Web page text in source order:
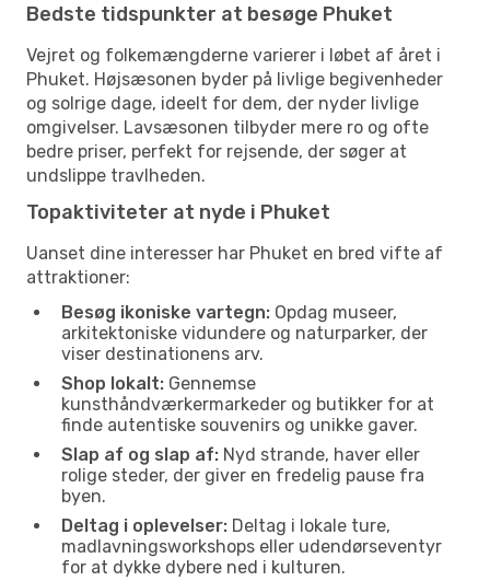
Bedste tidspunkter at besøge Phuket
Vejret og folkemængderne varierer i løbet af året i
Phuket. Højsæsonen byder på livlige begivenheder
og solrige dage, ideelt for dem, der nyder livlige
omgivelser. Lavsæsonen tilbyder mere ro og ofte
bedre priser, perfekt for rejsende, der søger at
undslippe travlheden.
Topaktiviteter at nyde i Phuket
Uanset dine interesser har Phuket en bred vifte af
attraktioner:
Besøg ikoniske vartegn: Opdag museer,
arkitektoniske vidundere og naturparker, der
viser destinationens arv.
Shop lokalt: Gennemse
kunsthåndværkermarkeder og butikker for at
finde autentiske souvenirs og unikke gaver.
Slap af og slap af: Nyd strande, haver eller
rolige steder, der giver en fredelig pause fra
byen.
Deltag i oplevelser: Deltag i lokale ture,
madlavningsworkshops eller udendørseventyr
for at dykke dybere ned i kulturen.